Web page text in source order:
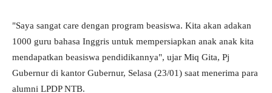
"Saya sangat care dengan program beasiswa. Kita akan adakan
1000 guru bahasa Inggris untuk mempersiapkan anak anak kita
mendapatkan beasiswa pendidikannya", ujar Miq Gita, Pj
Gubernur di kantor Gubernur, Selasa (23/01) saat menerima para
alumni LPDP NTB.